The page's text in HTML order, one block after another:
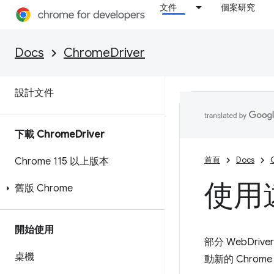
文件 個案研究
Docs ChromeDriver
功能與 ChromeOptions
設計文件
下載 ChromeDriver
Chrome 115 以上版本
舊版 Chrome
開始使用
桌機
首頁 Docs
使用
部分
動新的